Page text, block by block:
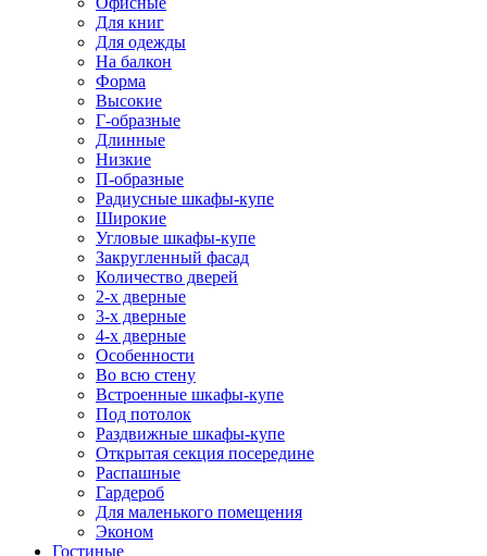
Для книг
Для одежды
На балкон
Форма
Высокие
Г-образные
Длинные
Низкие
П-образные
Радиусные шкафы-купе
Широкие
Угловые шкафы-купе
Закругленный фасад
Количество дверей
2-х дверные
3-х дверные
4-х дверные
Особенности
Во всю стену
Встроенные шкафы-купе
Под потолок
Раздвижные шкафы-купе
Открытая секция посередине
Распашные
Гардероб
Для маленького помещения
Эконом
Гостиные